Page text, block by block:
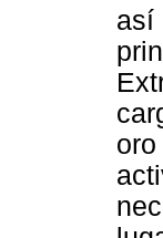
así